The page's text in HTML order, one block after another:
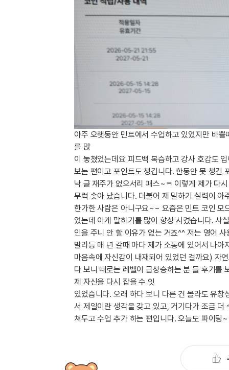
업적 트로피&퀘스트 업적 트로피
퀘스트
퀘스트
퀘스트
퀘스트
업적 트로피
[도전]영문법퀴즈새글
[도전]영문법퀴즈
[도전]영문법퀴즈
[도전]영문법퀴즈
[도전]영문법퀴즈
[도전]영문법퀴즈새글
[도전]이디엄퀴즈
[도전]이디엄퀴즈
[도전]이디엄퀴즈
[도전]이디엄퀴즈
[도전]이디엄퀴즈
[도전]이디엄퀴즈
[도전]이디엄퀴즈
[도전]이디엄퀴즈
[도전]이디엄퀴즈
새글
[도전]어휘퀴즈
새글
아주 오랫동안 민트에서 수업하고 있었지만 바
를 많
이 놓쳤었는데요 피드백 복습하고 강사 호감도
보는 편이고 포인트도 챙깁니다. 한동안 못 챙긴
낙 글 재주가 없으서리 패스~ㅋ 이렇게 제가 다
무럭 솟아 났습니다. 더불어 제 말하기 실력이
한가한 사람은 아니구요~~ 요즘은 민트 코인 모
었는데 이게 말하기를 많이 향상 시켰습니다. 사
인을 주니 안 할 이유가 없는 거죠^^ 저는 영어
발리등 매 년 갈때 마다 제가 소통에 있어서 나
마음속에 자신감이 내재되어 있었던 걸까요) 자
다 보니 때로는 레벨이 급상승하는 분 들 후기를
제 자신을 다시 잡을 수 잇
있었습니다. 오래 하다 보니 다른 건 몰라도 유
서 제일이란 생각을 갖고 있고, 거기다가 조금
쳐두고 수업 추가 하는 편입니다. 오늘도 파이팅